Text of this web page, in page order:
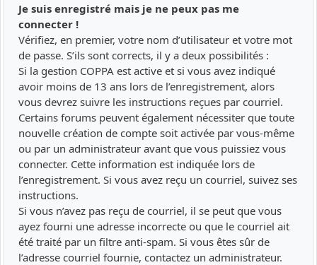
Je suis enregistré mais je ne peux pas me
connecter !
Vérifiez, en premier, votre nom d’utilisateur et votre mot
de passe. S’ils sont corrects, il y a deux possibilités :
Si la gestion COPPA est active et si vous avez indiqué
avoir moins de 13 ans lors de l’enregistrement, alors
vous devrez suivre les instructions reçues par courriel.
Certains forums peuvent également nécessiter que toute
nouvelle création de compte soit activée par vous-même
ou par un administrateur avant que vous puissiez vous
connecter. Cette information est indiquée lors de
l’enregistrement. Si vous avez reçu un courriel, suivez ses
instructions.
Si vous n’avez pas reçu de courriel, il se peut que vous
ayez fourni une adresse incorrecte ou que le courriel ait
été traité par un filtre anti-spam. Si vous êtes sûr de
l’adresse courriel fournie, contactez un administrateur.